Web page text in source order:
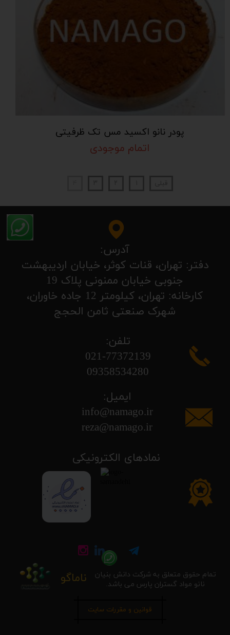
پودر نانو اکسید مس تک ظرفیتی
اتمام موجودی
تمام حقوق متعلق به شرکت دانش بنیان
نانو مواد گستران پارس می باشد.
ناماگو
تلفن:
​​​​​​​021-77372139
​​​​​​​09358534280
آدرس:
​​​​​​​​دفتر: تهران، قنات کوثر، خیابان اردیبهشت
جنوبی خیابان ممنونی پلاک 19
کارخانه: تهران، کیلومتر 12 جاده خاوران،
شهرک صنعتی ثامن الحجج
ایمیل:
info@namago.ir
​​​​​​​reza@namago.ir
​نمادهای الکترونیکی
قوانین و مقررات سایت